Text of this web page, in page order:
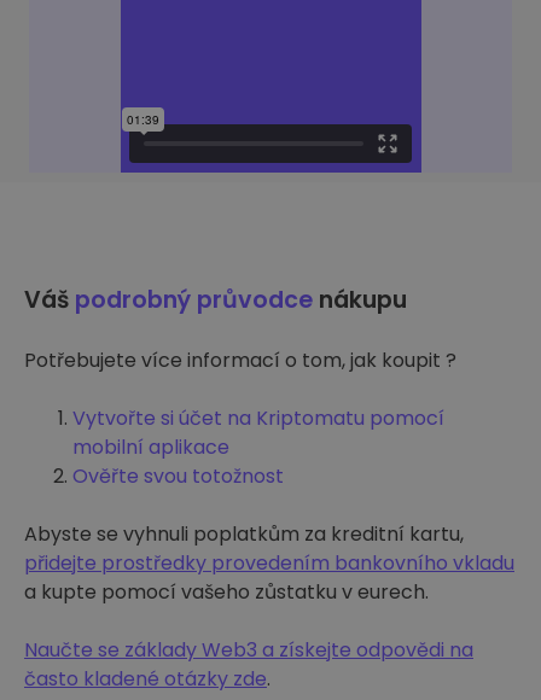
Váš podrobný průvodce nákupu
Potřebujete více informací o tom, jak koupit ?
Vytvořte si účet na Kriptomatu pomocí
mobilní aplikace
Ověřte svou totožnost
Abyste se vyhnuli poplatkům za kreditní kartu,
přidejte prostředky provedením bankovního vkladu
a kupte pomocí vašeho zůstatku v eurech.
Naučte se základy Web3 a získejte odpovědi na
často kladené otázky zde.